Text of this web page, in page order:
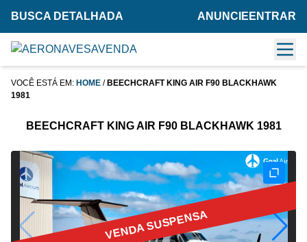
BUSCA DETALHADA ANUNCIE ENTRAR
VOCÊ ESTÁ EM: HOME / BEECHCRAFT KING AIR F90 BLACKHAWK
1981
BEECHCRAFT KING AIR F90 BLACKHAWK 1981
VENDA SUSPENSA